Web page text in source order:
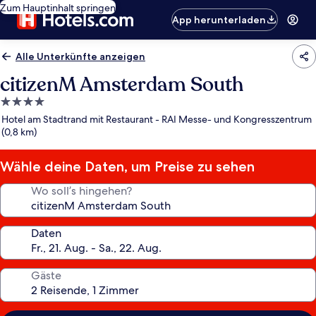
Zum Hauptinhalt springen
App herunterladen
Alle Unterkünfte anzeigen
citizenM Amsterdam South
4.0-
Sterne-
Unterkunft
Hotel am Stadtrand mit Restaurant - RAI Messe- und Kongresszentrum
(0,8 km)
Wähle deine Daten, um Preise zu sehen
Wo soll’s hingehen?
Daten
Gäste